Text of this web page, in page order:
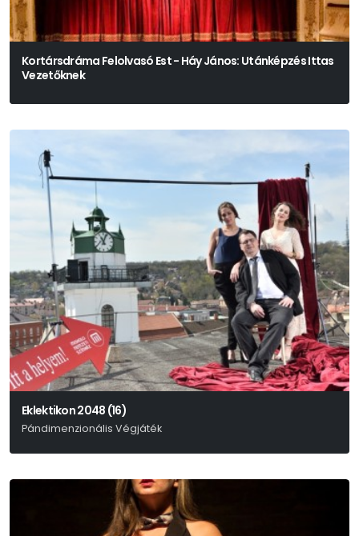
Kortársdráma Felolvasó Est - Háy János: Utánképzés Ittas
Vezetőknek
Eklektikon 2048 (16)
Pándimenzionális Végjáték